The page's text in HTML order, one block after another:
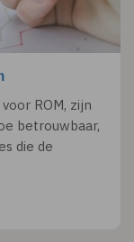
ROM, zijn
betrouwbaar,
die de